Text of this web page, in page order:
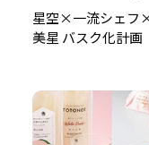
星空×一流シェフ
美星 バスク化計画